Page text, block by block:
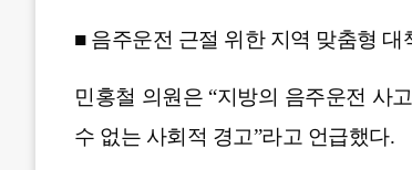
■ 음주운전 근절 위한 지역 맞춤형 대
민홍철 의원은 “지방의 음주운전 사
수 없는 사회적 경고”라고 언급했다.